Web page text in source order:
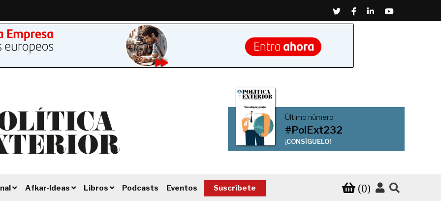
TwitterFacebook
LinkedinYoutube
Último número
#PolExt232
¡CONSÍGUELO!
Afkar-Ideas Libros Podcasts Eventos Suscríbete (0)